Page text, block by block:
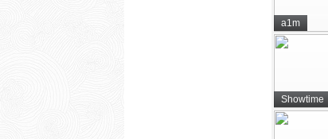
a1m
Showtime